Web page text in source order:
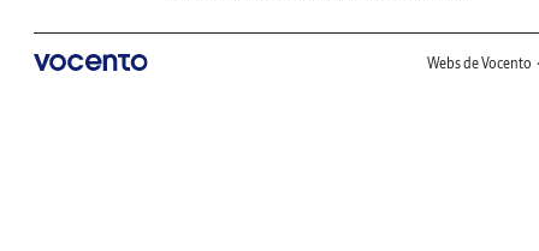
Webs de Vocento